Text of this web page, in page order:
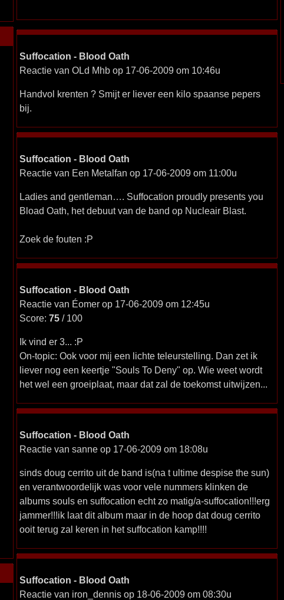
Suffocation - Blood Oath
Reactie van OLd Mhb op 17-06-2009 om 10:46u
Handvol krenten ? Smijt er liever een kilo spaanse pepers
bij.
Suffocation - Blood Oath
Reactie van Een Metalfan op 17-06-2009 om 11:00u
Ladies and gentleman…. Suffocation proudly presents you
Bload Oath, het debuut van de band op Nucleair Blast.
Zoek de fouten :P
Suffocation - Blood Oath
Reactie van Éomer op 17-06-2009 om 12:45u
Score: 75/ 100
Ik vind er 3... :P
On-topic: Ook voor mij een lichte teleurstelling. Dan zet ik
liever nog een keertje "Souls To Deny" op. Wie weet wordt
het wel een groeiplaat, maar dat zal de toekomst uitwijzen...
Suffocation - Blood Oath
Reactie van sanne op 17-06-2009 om 18:08u
sinds doug cerrito uit de band is(na t ultime despise the sun)
en verantwoordelijk was voor vele nummers klinken de
albums souls en suffocation echt zo matig/a-suffocation!!!erg
jammer!!!ik laat dit album maar in de hoop dat doug cerrito
ooit terug zal keren in het suffocation kamp!!!!
Suffocation - Blood Oath
Reactie van iron_dennis op 18-06-2009 om 08:30u